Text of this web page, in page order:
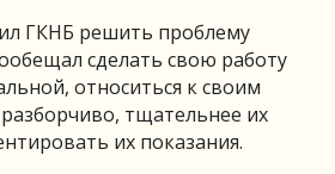
ГКНБ решить проблему
сделать свою работу
относиться к своим
тщательнее их
их показания.